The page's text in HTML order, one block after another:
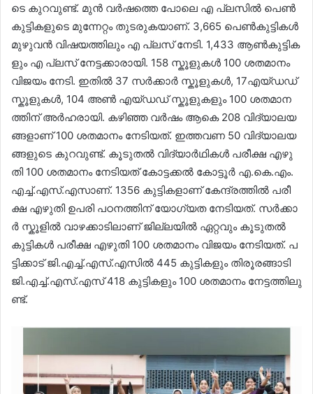
ടെ കു​റ​വു​ണ്ട്. മു​ൻ വ​ർ​ഷ​ത്തെ പോ​ലെ എ ​പ്ല​സി​ൽ പെ​ൺ​
കു​ട്ടി​ക​ളു​ടെ മു​ന്നേ​റ്റം തു​ട​രു​ക​യാ​ണ്. 3,665 പെ​ൺ​കു​ട്ടി​ക​ൾ
മു​ഴു​വ​ൻ വി​ഷ​യ​ത്തി​ലും എ ​പ്ല​സ് നേ​ടി. 1,433 ആ​ൺ​കു​ട്ടി​ക​
ളും എ ​പ്ല​സ് നേ​ട്ട​ക്കാ​രാ​യി. 158 സ്കൂ​ളു​ക​ൾ 100 ശ​ത​മാ​നം
വി​ജ​യം നേ​ടി. ഇ​തി​ൽ 37 സ​ർ​ക്കാ​ർ സ്കൂ​ളു​ക​ൾ, 17എ​യ്ഡ​ഡ്
സ്കൂ​ളു​ക​ൾ, 104 അ​ൺ എ‍യ്ഡ​ഡ് സ്കൂ​ളു​ക​ളും 100 ശ​ത​മാ​ന​
ത്തി​ന് അ​ർ​ഹ​രാ​യി. ക​ഴി​ഞ്ഞ വ​ർ​ഷം ആ​കെ 208 വി​ദ്യാ​ല​യ​
ങ്ങ​ളാ​ണ് 100 ശ​ത​മാ​നം നേ​ടി​യ​ത്. ഇ​ത്ത​വ​ണ 50 വി​ദ്യാ​ല​യ​
ങ്ങ​ളു​ടെ കു​റ​വു​ണ്ട്. കൂ​ടു​ത​ൽ വി​ദ്യാ​ർ​ഥി​ക​ൾ പ​രീ​ക്ഷ എ​ഴു​
തി 100 ശ​ത​മാ​നം നേ​ടി​യ​ത് കോ​ട്ട​ക്ക​ൽ കോ​ട്ടൂ​ർ എ.​കെ.​എം.​
എ​ച്ച്.​എ​സ്.​എ​സാ​ണ്. 1356 കു​ട്ടി​ക​ളാ​ണ് കേ​ന്ദ്ര​ത്തി​ൽ പ​രീ​
ക്ഷ എ​ഴു​തി ഉ​പ​രി പ​ഠ​ന​ത്തി​ന് യോ​ഗ്യ​ത നേ​ടി​യ​ത്. സ​ർ​ക്കാ​
ർ സ്കൂ​ളി​ൽ വാ​ഴ​ക്കാ​ടി​ലാ​ണ് ജി​ല്ല​യി​ൽ ഏ​റ്റ​വും കൂ​ടു​ത​ൽ
കു​ട്ടി​ക​ൾ പ​രീ​ക്ഷ എ​ഴു​തി 100 ശ​ത​മാ​നം വി​ജ​യം നേ​ടി​യ​ത്. പ​
ട്ടി​ക്കാ​ട് ജി.​എ​ച്ച്.​എ​സ്.​എ​സി​ൽ 445 കു​ട്ടി​ക​ളും തി​രൂ​ര​ങ്ങാ​ടി
ജി.​എ​ച്ച്.​എ​സ്.​എ​സ് 418 കു​ട്ടി​ക​ളും 100 ശ​ത​മാ​നം നേ​ട്ട​ത്തി​ലു​
ണ്ട്.